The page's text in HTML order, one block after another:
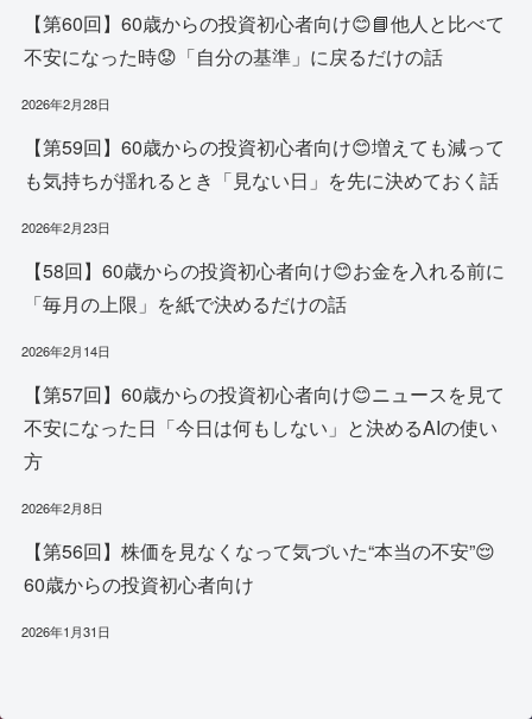
【第60回】60歳からの投資初心者向け😊📘他人と比べて
不安になった時😟「自分の基準」に戻るだけの話
2026年2月28日
【第59回】60歳からの投資初心者向け😊増えても減って
も気持ちが揺れるとき「見ない日」を先に決めておく話
2026年2月23日
【58回】60歳からの投資初心者向け😊お金を入れる前に
「毎月の上限」を紙で決めるだけの話
2026年2月14日
【第57回】60歳からの投資初心者向け😊ニュースを見て
不安になった日「今日は何もしない」と決めるAIの使い
方
2026年2月8日
【第56回】株価を見なくなって気づいた“本当の不安”😌
60歳からの投資初心者向け
2026年1月31日